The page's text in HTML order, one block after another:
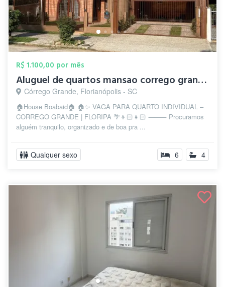
R$ 1.100,00 por mês
Aluguel de quartos mansao corrego grande...
Córrego Grande, Florianópolis - SC
🏠House Boabaid🏠 🏠✨ VAGA PARA QUARTO INDIVIDUAL –
CORREGO GRANDE | FLORIPA 🌴👦🏻👧🏻 ⸻ Procuramos
alguém tranquilo, organizado e de boa pra ...
Qualquer sexo 6 4